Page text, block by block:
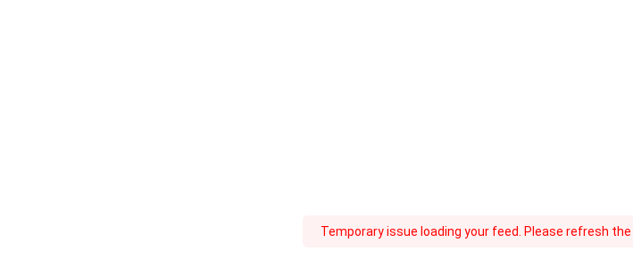
Temporary issue loading your feed. Please refresh